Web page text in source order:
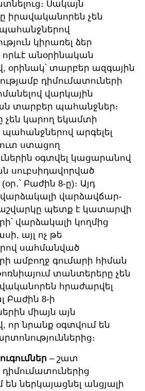
Սակայն
իրավականորեն չեն
կիրառել ձեր
անօրինական
տարբեր ազգային
դիմումատուների
վարկային
տարբեր պահանջներ։
չեն կարող եկամտի
արգելել
ստացող
օգտվել կացարանով
սուբսիդավորված
Բաժին 8-ը)։ Այդ
վարձակալի վարձավճար-
պետք է կատարվի
վարձակալի կողմից
այլ ոչ թե
սահմանված
ամբողջ գումարի հիման
տանտերերը չեն
հրաժարվել
Բաժին 8-ի
միայն այն
նրանք օգտվում են
– շատ
ներկայացնել անցյալի